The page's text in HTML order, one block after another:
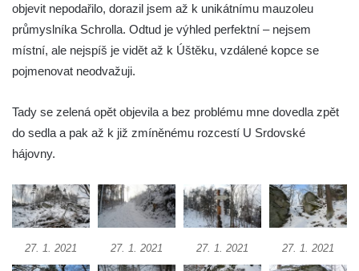
Vyhlídka Kočičí kameny východně od Lázní
Libverda
Obří hlava v Kyjovském údolí
Zaniklý pískovcový lom pod Jedlovou
Panenská skála v údolí Samoty u
Skála Hrbolec (Piklštejn) u Rybniště
Skalní brána u Milštejna
Boreč
objevit nepodařilo, dorazil jsem až k unikátnímu mauzoleu
průmyslníka Schrolla. Odtud je výhled perfektní – nejsem
místní, ale nejspíš je vidět až k Úštěku, vzdálené kopce se
pojmenovat neodvažuji.
Tady se zelená opět objevila a bez problému mne dovedla zpět
do sedla a pak až k již zmíněnému rozcestí U Srdovské
hájovny.
27. 1. 2021 27. 1. 2021 27. 1. 2021 27. 1. 2021